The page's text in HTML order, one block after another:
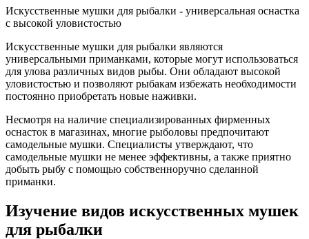
Искусственные мушки для рыбалки - универсальная оснастка
с высокой уловистостью
Искусственные мушки для рыбалки являются
универсальными приманками, которые могут использоваться
для улова различных видов рыбы. Они обладают высокой
уловистостью и позволяют рыбакам избежать необходимости
постоянно приобретать новые наживки.
Несмотря на наличие специализированных фирменных
оснасток в магазинах, многие рыболовы предпочитают
самодельные мушки. Специалисты утверждают, что
самодельные мушки не менее эффективны, а также приятно
добыть рыбу с помощью собственноручно сделанной
приманки.
Изучение видов искусственных мушек
для рыбалки